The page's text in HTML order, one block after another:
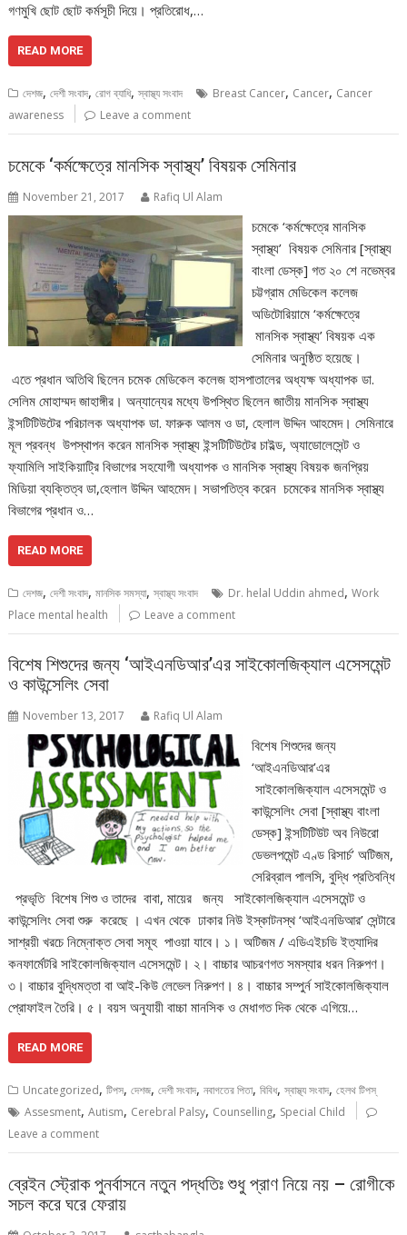
গণমুখি ছোট ছোট কর্মসূচী দিয়ে। প্রতিরোধ,…
READ MORE
দেশজ,দেশী সংবাদ,রোগ ব্যাধি,স্বাস্থ্য সংবাদ Breast Cancer, Cancer, Cancer
awareness
Leave a comment
চমেকে ‘কর্মক্ষেত্রে মানসিক স্বাস্থ্য’ বিষয়ক সেমিনার
November 21, 2017 Rafiq Ul Alam
চমেকে ‘কর্মক্ষেত্রে মানসিক
স্বাস্থ্য’ বিষয়ক সেমিনার [স্বাস্থ্য
বাংলা ডেস্ক] গত ২০ শে নভেম্বর
চট্টগ্রাম মেডিকেল কলেজ
অডিটোরিয়ামে ‘কর্মক্ষেত্রে
মানসিক স্বাস্থ্য’ বিষয়ক এক
সেমিনার অনুষ্ঠিত হয়েছে।
এতে প্রধান অতিথি ছিলেন চমেক মেডিকেল কলেজ হাসপাতালের অধ্যক্ষ অধ্যাপক ডা.
সেলিম মোহাম্মদ জাহাঙ্গীর। অন্যান্যের মধ্যে উপস্থিত ছিলেন জাতীয় মানসিক স্বাস্থ্য
ইন্সটিটিউটের পরিচালক অধ্যাপক ডা. ফারুক আলম ও ডা, হেলাল উদ্দিন আহমেদ। সেমিনারে
মূল প্রবন্ধ উপস্থাপন করেন মানসিক স্বাস্থ্য ইন্সটিটিউটের চাইল্ড, অ্যাডোলেসেন্ট ও
ফ্যামিলি সাইকিয়াট্রি বিভাগের সহযোগী অধ্যাপক ও মানসিক স্বাস্থ্য বিষয়ক জনপ্রিয়
মিডিয়া ব্যক্তিত্ব ডা,হেলাল উদ্দিন আহমেদ। সভাপতিত্ব করেন চমেকের মানসিক স্বাস্থ্য
বিভাগের প্রধান ও…
READ MORE
দেশজ,দেশী সংবাদ,মানসিক সমস্যা,স্বাস্থ্য সংবাদ Dr. helal Uddin ahmed,Work
Place mental health
Leave a comment
বিশেষ শিশুদের জন্য ‘আইএনডিআর’এর সাইকোলজিক্যাল এসেসমেন্ট
ও কাউন্সেলিং সেবা
November 13, 2017 Rafiq Ul Alam
বিশেষ শিশুদের জন্য
‘আইএনডিআর’এর
সাইকোলজিক্যাল এসেসমেন্ট ও
কাউন্সেলিং সেবা [স্বাস্থ্য বাংলা
ডেস্ক] ইন্সটিটিউট অব নিউরো
ডেভলপমেন্ট এণ্ড রিসার্চ’ অটিজম,
সেরিব্রাল পালসি, বুদ্ধি প্রতিবন্ধি
প্রভৃতি বিশেষ শিশু ও তাদের বাবা, মায়ের জন্য সাইকোলজিক্যাল এসেসমেন্ট ও
কাউন্সেলিং সেবা শুরু করেছে । এখন থেকে ঢাকার নিউ ইস্কাটনস্থ ‘আইএনডিআর’ সেন্টারে
সাশ্রয়ী খরচে নিম্নোক্ত সেবা সমূহ পাওয়া যাবে। ১। অটিজম / এডিএইচডি ইত্যাদির
কনফার্মেটরি সাইকোলজিক্যাল এসেসমেন্ট। ২। বাচ্চার আচরণগত সমস্যার ধরন নিরুপণ।
৩। বাচ্চার বুদ্ধিমত্তা বা আই-কিউ লেভেল নিরুপণ। ৪। বাচ্চার সম্পুর্ন সাইকোলজিক্যাল
প্রোফাইল তৈরি। ৫। বয়স অনুযায়ী বাচ্চা মানসিক ও মেধাগত দিক থেকে এগিয়ে…
READ MORE
Uncategorized,টিপস,দেশজ,দেশী সংবাদ,নবাগতের পিতা,বিবিধ,স্বাস্থ্য সংবাদ,হেলথ টিপস্
Assesment,Autism, Cerebral Palsy, Counselling, Special Child
Leave a comment
ব্রেইন স্ট্রোক পুনর্বাসনে নতুন পদ্ধতিঃ শুধু প্রাণ নিয়ে নয় – রোগীকে
সচল করে ঘরে ফেরায়